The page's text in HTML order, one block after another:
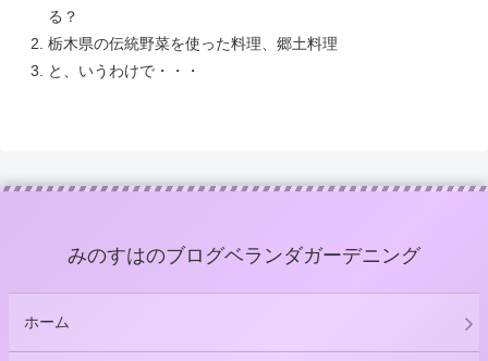
る？
栃木県の伝統野菜を使った料理、郷土料理
と、いうわけで・・・
みのすはのブログベランダガーデニング
ホーム